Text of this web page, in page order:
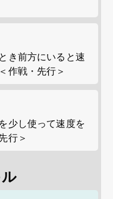
き前方にいると速
作戦・先行＞
少し使って速度を
行＞